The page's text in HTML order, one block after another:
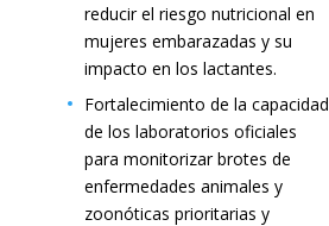
reducir el riesgo nutricional en
mujeres embarazadas y su
impacto en los lactantes.
Fortalecimiento de la capacidad
de los laboratorios oficiales
para monitorizar brotes de
enfermedades animales y
zoonóticas prioritarias y